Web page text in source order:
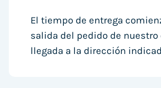
El tiempo de entrega
salida del pedido de nuestro
llegada a la dirección